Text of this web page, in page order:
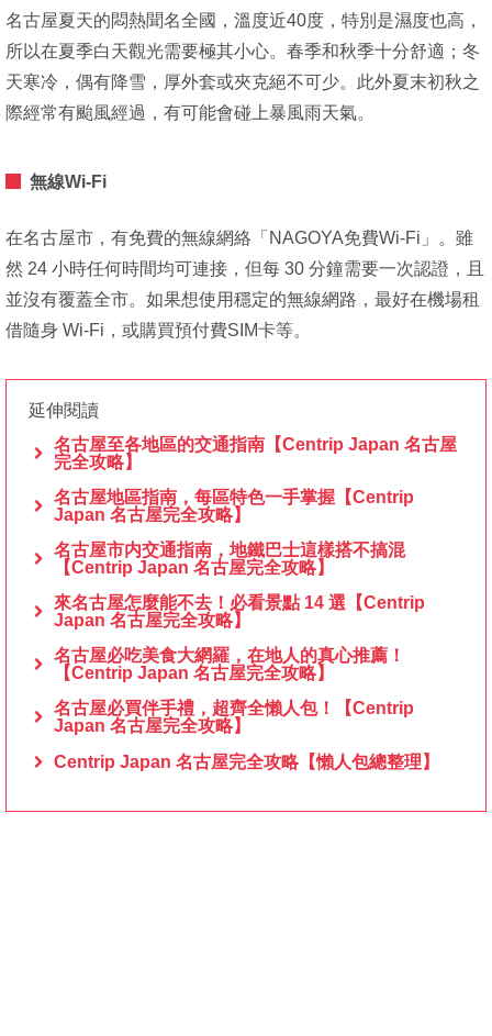
名古屋夏天的悶熱聞名全國，溫度近40度，特別是濕度也高，
所以在夏季白天觀光需要極其小心。春季和秋季十分舒適；冬
天寒冷，偶有降雪，厚外套或夾克絕不可少。此外夏末初秋之
際經常有颱風經過，有可能會碰上暴風雨天氣。
無線Wi-Fi
在名古屋市，有免費的無線網絡「NAGOYA免費Wi-Fi」。雖
然 24 小時任何時間均可連接，但每 30 分鐘需要一次認證，且
並沒有覆蓋全市。如果想使用穩定的無線網路，最好在機場租
借隨身 Wi-Fi，或購買預付費SIM卡等。
延伸閱讀
名古屋至各地區的交通指南【Centrip Japan 名古屋
完全攻略】
名古屋地區指南，每區特色一手掌握【Centrip
Japan 名古屋完全攻略】
名古屋市内交通指南，地鐵巴士這樣搭不搞混
【Centrip Japan 名古屋完全攻略】
來名古屋怎麼能不去！必看景點 14 選【Centrip
Japan 名古屋完全攻略】
名古屋必吃美食大網羅，在地人的真心推薦！
【Centrip Japan 名古屋完全攻略】
名古屋必買伴手禮，超齊全懶人包！【Centrip
Japan 名古屋完全攻略】
Centrip Japan 名古屋完全攻略【懶人包總整理】